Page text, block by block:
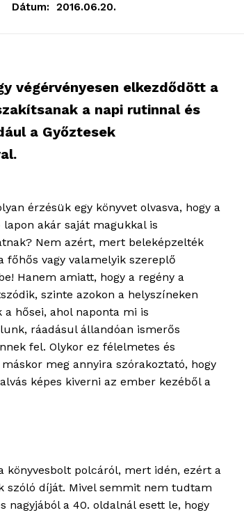
Dátum: 2016.06.20.
végérvényesen elkezdődött a
a napi rutinnal és
a Győztesek
érzésük egy könyvet olvasva, hogy a
lapon akár saját magukkal is
Nem azért, mert beleképzelték
főhős vagy valamelyik szereplő
Hanem amiatt, hogy a regény a
szinte azokon a helyszíneken
a hősei, ahol naponta mi is
ráadásul állandóan ismerős
fel. Olykor ez félelmetes és
meg annyira szórakoztató, hogy
képes kiverni az ember kezéből a
polcáról, mert idén, ezért a
szóló díját. Mivel semmit nem tudtam
nagyjából a 40. oldalnál esett le, hogy